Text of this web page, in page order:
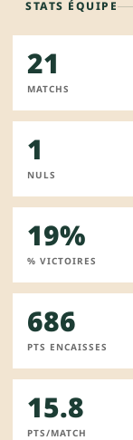
STATS ÉQUIPE
21
MATCHS
1
NULS
19%
% VICTOIRES
686
PTS ENCAISSES
15.8
PTS/MATCH